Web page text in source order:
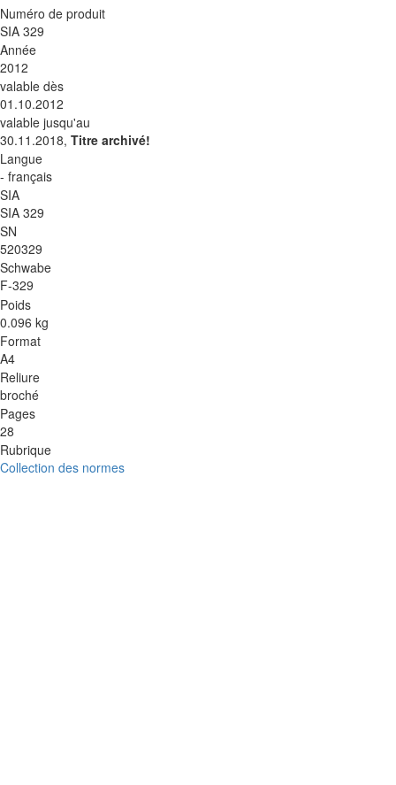
Numéro de produit
SIA 329
Année
2012
valable dès
01.10.2012
valable jusqu'au
30.11.2018, Titre archivé!
Langue
- français
SIA
SIA 329
SN
520329
Schwabe
F-329
Poids
0.096 kg
Format
A4
Reliure
broché
Pages
28
Rubrique
Collection des normes